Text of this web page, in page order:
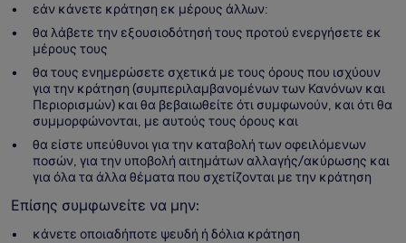
εάν κάνετε κράτηση εκ μέρους άλλων:
θα λάβετε την εξουσιοδότησή τους προτού ενεργήσετε εκ
μέρους τους
θα τους ενημερώσετε σχετικά με τους όρους που ισχύουν
για την κράτηση (συμπεριλαμβανομένων των Κανόνων και
Περιορισμών) και θα βεβαιωθείτε ότι συμφωνούν, και ότι θα
συμμορφώνονται, με αυτούς τους όρους και
θα είστε υπεύθυνοι για την καταβολή των οφειλόμενων
ποσών, για την υποβολή αιτημάτων αλλαγής/ακύρωσης και
για όλα τα άλλα θέματα που σχετίζονται με την κράτηση
Επίσης συμφωνείτε να μην:
κάνετε οποιαδήποτε ψευδή ή δόλια κράτηση